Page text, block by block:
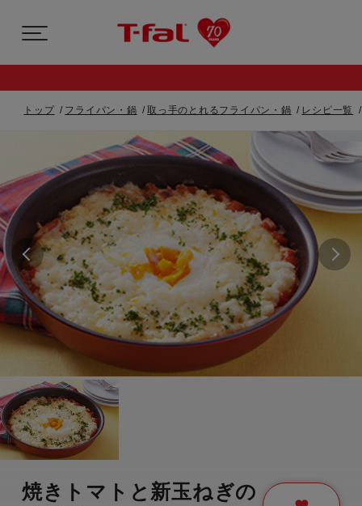
トップ フライパン・鍋 取っ手のとれるフライパン・鍋 レシピ一覧
焼きトマトと新玉ねぎの